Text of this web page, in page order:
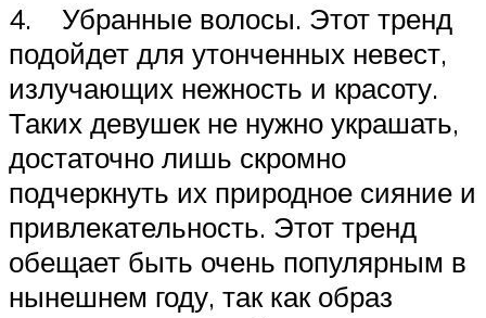
4. Убранные волосы. Этот тренд
подойдет для утонченных невест,
излучающих нежность и красоту.
Таких девушек не нужно украшать,
достаточно лишь скромно
подчеркнуть их природное сияние и
привлекательность. Этот тренд
обещает быть очень популярным в
нынешнем году, так как образ